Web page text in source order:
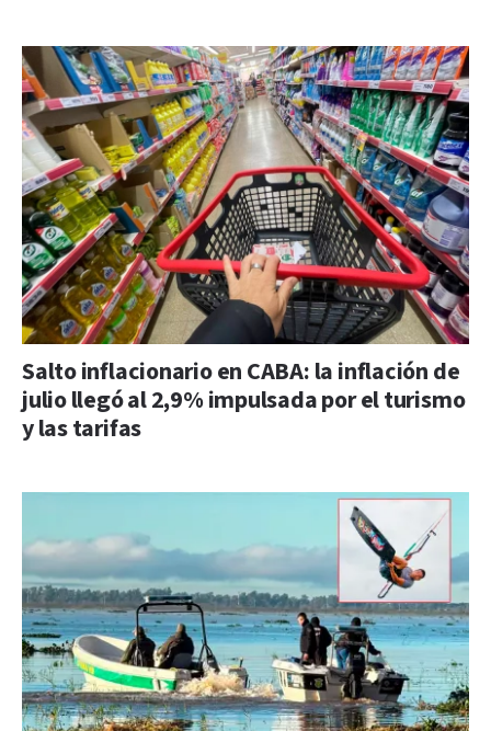
Salto inflacionario en CABA: la inflación de
julio llegó al 2,9% impulsada por el turismo
y las tarifas